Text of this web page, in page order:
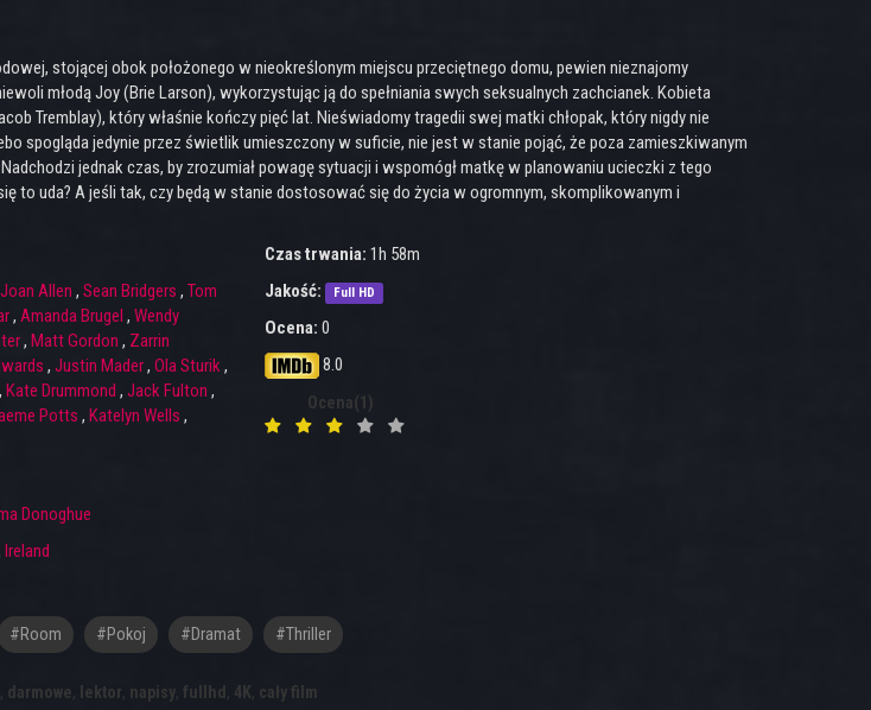
stojącej obok położonego w nieokreślonym miejscu przeciętnego domu, pewien nieznajomy
młodą Joy (Brie Larson), wykorzystując ją do spełniania swych seksualnych zachcianek. Kobieta
Tremblay), który właśnie kończy pięć lat. Nieświadomy tragedii swej matki chłopak, który nigdy nie
spogląda jedynie przez świetlik umieszczony w suficie, nie jest w stanie pojąć, że poza zamieszkiwanym
jednak czas, by zrozumiał powagę sytuacji i wspomógł matkę w planowaniu ucieczki z tego
to uda? A jeśli tak, czy będą w stanie dostosować się do życia w ogromnym, skomplikowanym i
Joan Allen , Sean Bridgers , Tom
, Amanda Brugel , Wendy
, Matt Gordon , Zarrin
, Justin Mader, Ola Sturik,
Kate Drummond , Jack Fulton ,
Potts , Katelyn Wells ,
Donoghue
Ireland
Czas trwania: 1h 58m
Jakość:
Full HD
Ocena: 0
8.0
Ocena(1)
#Room #Pokoj #dramat #thriller
, darmowe, lektor, napisy, fullhd , 4K, cały film